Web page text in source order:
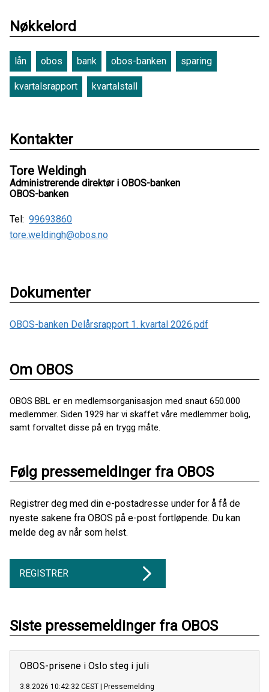
Nøkkelord
lån obos bank obos-banken sparing
kvartalsrapport kvartalstall
Kontakter
Tore Weldingh
Administrerende direktør i OBOS-banken
OBOS-banken
Tel: 99693860
tore.weldingh@obos.no
Dokumenter
OBOS-banken Delårsrapport 1. kvartal 2026.pdf
Om OBOS
OBOS BBL er en medlemsorganisasjon med snaut 650.000
medlemmer. Siden 1929 har vi skaffet våre medlemmer bolig,
samt forvaltet disse på en trygg måte.
Følg pressemeldinger fra OBOS
Registrer deg med din e-postadresse under for å få de
nyeste sakene fra OBOS på e-post fortløpende. Du kan
melde deg av når som helst.
REGISTRER
Siste pressemeldinger fra OBOS
OBOS-prisene i Oslo steg i juli
3.8.2026 10:42:32 CEST Pressemelding